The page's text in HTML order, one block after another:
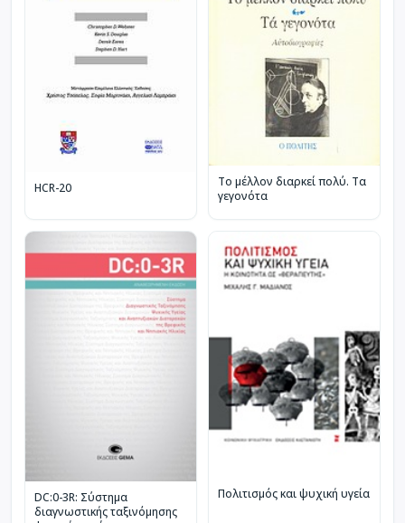
HCR-20
Το μέλλον διαρκεί πολύ. Τα
γεγονότα
DC:0-3R: Σύστημα
διαγνωστικής ταξινόμησης
Πολιτισμός και ψυχική υγεία